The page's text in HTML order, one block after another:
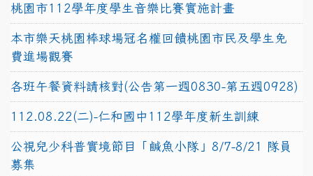
桃園市112學年度學生音樂比賽實施計畫
本市樂天桃園棒球場冠名權回饋桃園市民及學生免
費進場觀賽
各班午餐資料請核對(公告第一週0830-第五週0928)
112.08.22(二)-仁和國中112學年度新生訓練
公視兒少科普實境節目「鹹魚小隊」8/7-8/21 隊員
募集